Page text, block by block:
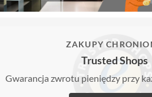
ZAKUPY
Trusted Shops
Gwarancja zwrotu pieniędzy przy